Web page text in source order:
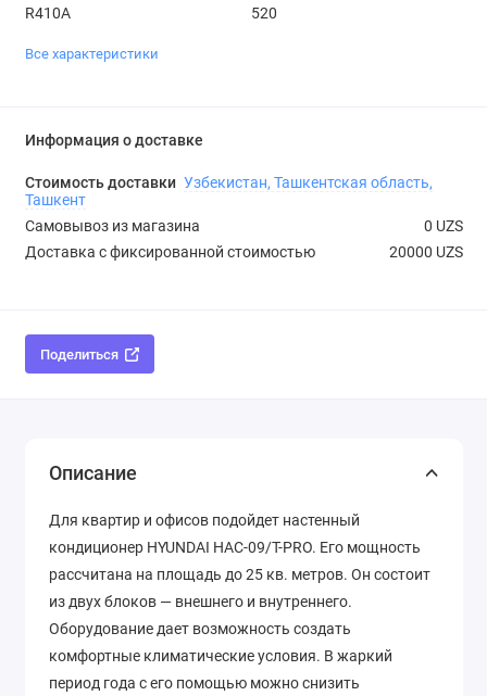
R410A 520
Все характеристики
Информация о доставке
Стоимость доставки Узбекистан, Ташкентская область,
Ташкент
Самовывоз из магазина
0 UZS
Доставка с фиксированной стоимостью
20000 UZS
Поделиться
Описание
Для квартир и офисов подойдет настенный
кондиционер HYUNDAI HAC-09/T-PRO. Его мощность
рассчитана на площадь до 25 кв. метров. Он состоит
из двух блоков — внешнего и внутреннего.
Оборудование дает возможность создать
комфортные климатические условия. В жаркий
период года с его помощью можно снизить